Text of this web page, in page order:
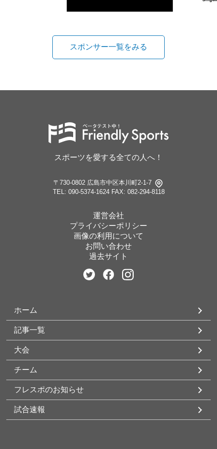
スポンサー一覧をみる
スポーツを愛する全ての人へ！
〒730-0802 広島市中区本川町2-1-7
TEL: 090-5374-1624 FAX: 082-294-8118
運営会社
プライバシーポリシー
画像の利用について
お問い合わせ
過去サイト
ホーム
記事一覧
大会
チーム
フレスポのお知らせ
試合速報